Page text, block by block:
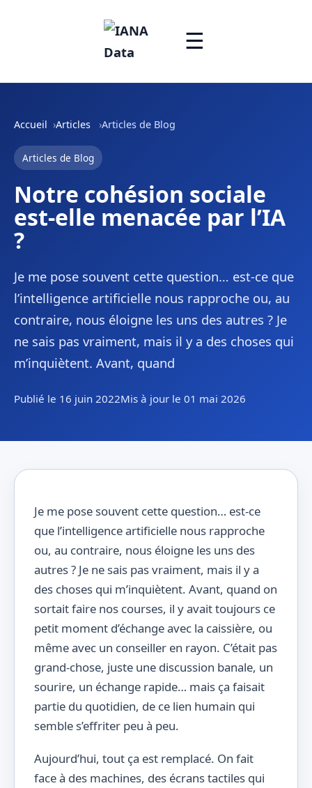
☰
Accueil Articles Articles de Blog
Articles de Blog
Notre cohésion sociale
est-elle menacée par l’IA
?
Je me pose souvent cette question… est-ce que
l’intelligence artificielle nous rapproche ou, au
contraire, nous éloigne les uns des autres ? Je
ne sais pas vraiment, mais il y a des choses qui
m’inquiètent. Avant, quand
Publié le 16 juin 2022Mis à jour le 01 mai 2026
Je me pose souvent cette question… est-ce
que l’intelligence artificielle nous rapproche
ou, au contraire, nous éloigne les uns des
autres ? Je ne sais pas vraiment, mais il y a
des choses qui m’inquiètent. Avant, quand on
sortait faire nos courses, il y avait toujours ce
petit moment d’échange avec la caissière, ou
même avec un conseiller en rayon. C’était pas
grand-chose, juste une discussion banale, un
sourire, un échange rapide… mais ça faisait
partie du quotidien, de ce lien humain qui
semble s’effriter peu à peu.
Aujourd’hui, tout ça est remplacé. On fait
face à des machines, des écrans tactiles qui